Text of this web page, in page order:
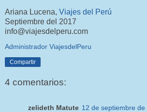
Ariana Lucena, Viajes del Perú
Septiembre del 2017
info@viajesdelperu.com
Administrador ViajesdelPeru
Compartir
4 comentarios:
zelideth Matute 12 de septiembre